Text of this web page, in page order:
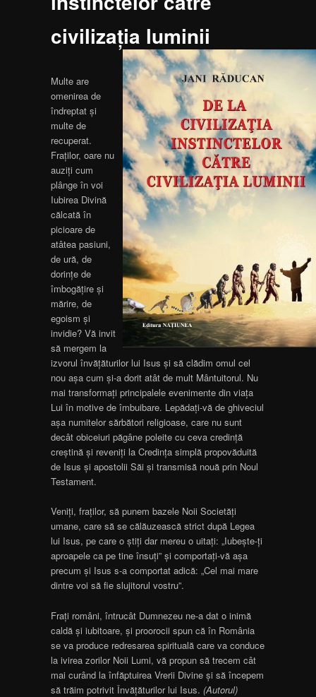
civilizaţia luminii
Multe are
omenirea de
îndreptat şi
multe de
recuperat.
Fraţilor, oare nu
auziţi cum
plânge în voi
Iubirea Divină
călcată în
picioare de
atâtea pasiuni,
de ură, de
dorinţe de
îmbogăţire şi
mărire, de
egoism şi
invidie? Vă invit
să mergem la
izvorul învăţăturilor lui Isus şi să clădim omul cel
nou aşa cum şi-a dorit atât de mult Mântuitorul. Nu
mai transformaţi principalele evenimente din viaţa
Lui în motive de îmbuibare. Lepădaţi-vă de ghiveciul
aşa numitelor sărbători religioase, care nu sunt
decât obiceiuri păgâne poleite cu ceva credinţă
creştină şi reveniţi la Credinţa simplă propovăduită
de Isus şi apostolii Săi şi transmisă nouă prin Noul
Testament.
Veniţi, fraţilor, să punem bazele Noii Societăţi
umane, care să se călăuzească strict după Legea
lui Isus, pe care o ştiţi dar mereu o uitaţi: „Iubeşte-ţi
aproapele ca pe tine însuţi” şi comportaţi-vă aşa
precum şi Isus s-a comportat adică: „Cel mai mare
dintre voi să fie slujitorul vostru”.
Fraţi români, întrucât Dumnezeu ne-a dat o inimă
caldă şi iubitoare, şi proorocii spun că în România
se va produce redresarea spirituală care va conduce
la ivirea zorilor Noii Lumi, vă propun să trecem cât
mai curând la înfăptuirea Vrerii Divine şi să începem
să trăim potrivit Învăţăturilor lui Isus.(Autorul)